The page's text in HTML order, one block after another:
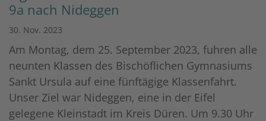
9a nach Nideggen
30. Nov. 2023
Am Montag, dem 25. September 2023, fuhren alle
neunten Klassen des Bischöflichen Gymnasiums
Sankt Ursula auf eine fünftägige Klassenfahrt.
Unser Ziel war Nideggen, eine in der Eifel
gelegene Kleinstadt im Kreis Düren. Um 9.30 Uhr